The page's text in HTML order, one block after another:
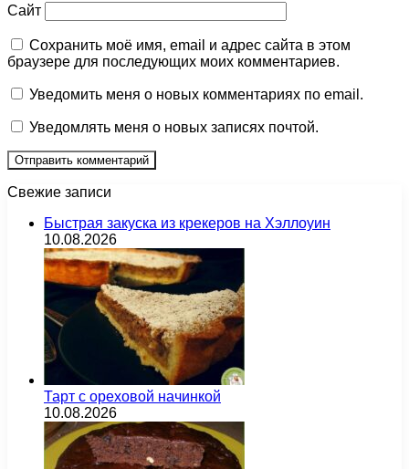
Сайт
Сохранить моё имя, email и адрес сайта в этом
браузере для последующих моих комментариев.
Уведомить меня о новых комментариях по email.
Уведомлять меня о новых записях почтой.
Свежие записи
Быстрая закуска из крекеров на Хэллоуин
10.08.2026
Тарт с ореховой начинкой
10.08.2026